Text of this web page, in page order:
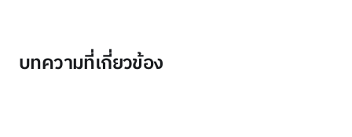
บทความที่เกี่ยวข้อง